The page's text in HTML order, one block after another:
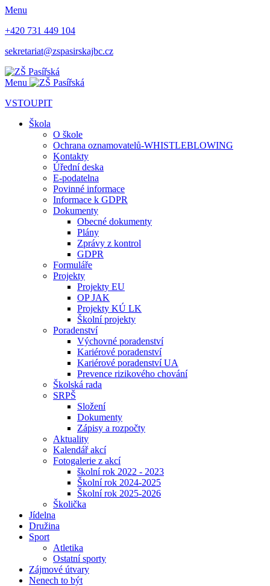
Menu
+420 731 449 104
sekretariat@zspasirskajbc.cz
Menu
VSTOUPIT
Škola
O škole
Ochrana oznamovatelů-WHISTLEBLOWING
Kontakty
Úřední deska
E-podatelna
Povinné informace
Informace k GDPR
Dokumenty
Obecné dokumenty
Plány
Zprávy z kontrol
GDPR
Formuláře
Projekty
Projekty EU
OP JAK
Projekty KÚ LK
Školní projekty
Poradenství
Výchovné poradenství
Kariérové poradenství
Kariérové poradenství UA
Prevence rizikového chování
Školská rada
SRPŠ
Složení
Dokumenty
Zápisy a rozpočty
Aktuality
Kalendář akcí
Fotogalerie z akcí
školní rok 2022 - 2023
Školní rok 2024-2025
Školní rok 2025-2026
Školička
Jídelna
Družina
Sport
Atletika
Ostatní sporty
Zájmové útvary
Nenech to být